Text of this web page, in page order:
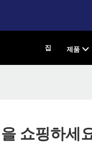
집 제품
쇼핑하세